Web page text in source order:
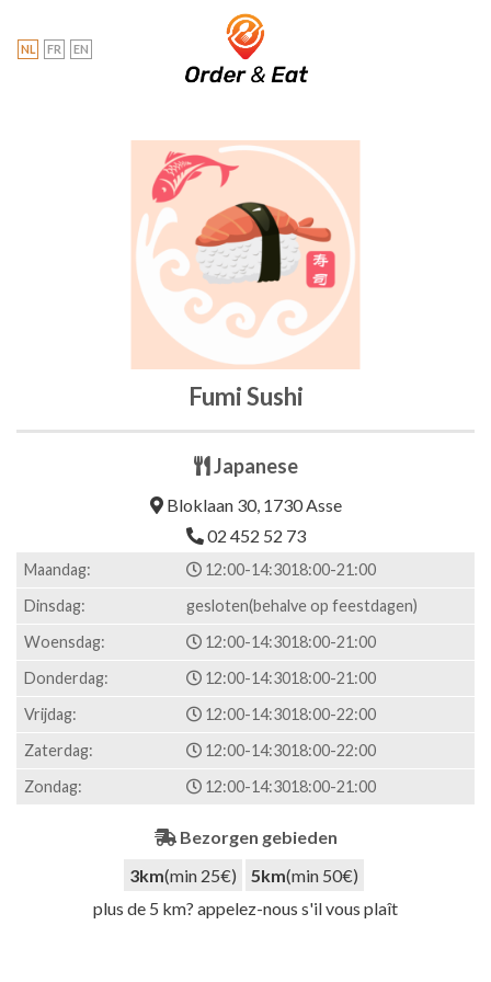
NL FR EN
Fumi Sushi
Japanese
Bloklaan 30, 1730 Asse
02 452 52 73
Maandag: 12:00-14:3018:00-21:00
Dinsdag:
gesloten(behalve op feestdagen)
Woensdag:
12:00-14:3018:00-21:00
Donderdag:
12:00-14:3018:00-21:00
Vrijdag:
12:00-14:3018:00-22:00
Zaterdag:
12:00-14:3018:00-22:00
Zondag:
12:00-14:3018:00-21:00
Bezorgen gebieden
3km(min 25€) 5km(min 50€)
plus de 5 km? appelez-nous s'il vous plaît